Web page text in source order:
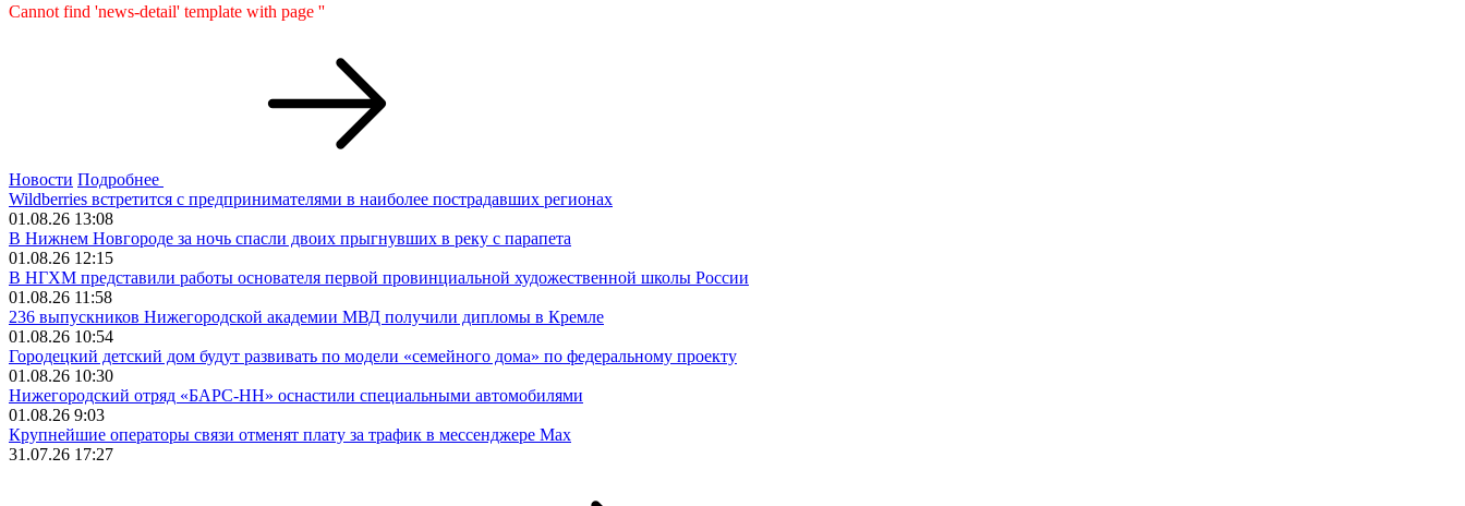
Cannot find 'news-detail' template with page ''
Новости Подробнее
Wildberries встретится с предпринимателями в наиболее пострадавших регионах
01.08.26 13:08
В Нижнем Новгороде за ночь спасли двоих прыгнувших в реку с парапета
01.08.26 12:15
В НГХМ представили работы основателя первой провинциальной художественной школы России
01.08.26 11:58
236 выпускников Нижегородской академии МВД получили дипломы в Кремле
01.08.26 10:54
Городецкий детский дом будут развивать по модели «семейного дома» по федеральному проекту
01.08.26 10:30
Нижегородский отряд «БАРС-НН» оснастили специальными автомобилями
01.08.26 9:03
Крупнейшие операторы связи отменят плату за трафик в мессенджере Max
31.07.26 17:27